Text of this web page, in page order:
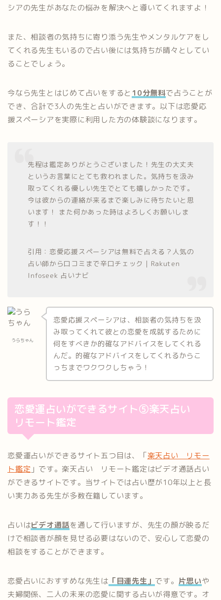
シアの先生があなたの悩みを解決へと導いてくれますよ！
また、相談者の気持ちに寄り添う先生やメンタルケアをし
てくれる先生もいるので占い後には気持ちが晴々としてい
ることでしょう。
今なら先生とはじめて占いをすると 10分無料で占うことが
でき、合計で3人の先生と占いができます。以下は恋愛応
援スペーシアを実際に利用した方の体験談になります。
先程は鑑定ありがとうございました！先生の大丈夫
というお言葉にとても救われました。気持ちを汲み
取ってくれる優しい先生でとても嬉しかったです。
今は彼からの連絡が来るまで楽しみに待ちたいと思
います！ また何かあった時はよろしくお願いしま
す！！
引用：恋愛応援スペーシアは無料で占える？人気の
占い師から口コミまで辛口チェック｜Rakuten
Infoseek 占いナビ
うらちゃん
恋愛応援スペーシアは、相談者の気持ちを汲
み取ってくれて彼との恋愛を成就するために
何をすべきか的確なアドバイスをしてくれる
んだ。的確なアドバイスをしてくれるからこ
っちまでワクワクしちゃう！
恋愛運占いができるサイト⑤楽天占い
リモート鑑定
恋愛運占いができるサイト五つ目は、「楽天占い リモー
ト鑑定 」です。楽天占い リモート鑑定はビデオ通話占い
ができるサイトです。当サイトでは占い歴が10年以上と長
い実力ある先生が多数在籍しています。
占いはビデオ通話を通して行いますが、先生の顔が映るだ
けで相談者が顔を見せる必要はないので、安心して恋愛の
相談をすることができます。
恋愛占いにおすすめな先生は 「目連先生」 です。 片思いや
夫婦関係、二人の未来の恋愛に関する占いが得意です。オ